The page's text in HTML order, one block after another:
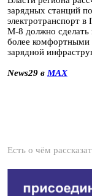
зарядных станций
электротранспорт
М-8 должно сделать
более комфортными
зарядной
News29 в MAX
Есть о чём